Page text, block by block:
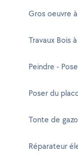
Gros oeuvre
Travaux Bois
Peindre -
Poser du
Tonte de
Réparateur